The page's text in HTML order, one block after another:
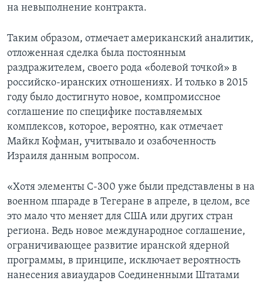
на невыполнение контракта.
Таким образом, отмечает американский аналитик,
отложенная сделка была постоянным
раздражителем, своего рода «болевой точкой» в
российско-иранских отношениях. И только в 2015
году было достигнуто новое, компромиссное
соглашение по специфике поставляемых
комплексов, которое, вероятно, как отмечает
Майкл Кофман, учитывало и озабоченность
Израиля данным вопросом.
«Хотя элементы С-300 уже были представлены в на
военном ппараде в Тегеране в апреле, в целом, все
это мало что меняет для США или других стран
региона. Ведь новое международное соглашение,
ограничивающее развитие иранской ядерной
программы, в принципе, исключает вероятность
нанесения авиаударов Соединенными Штатами